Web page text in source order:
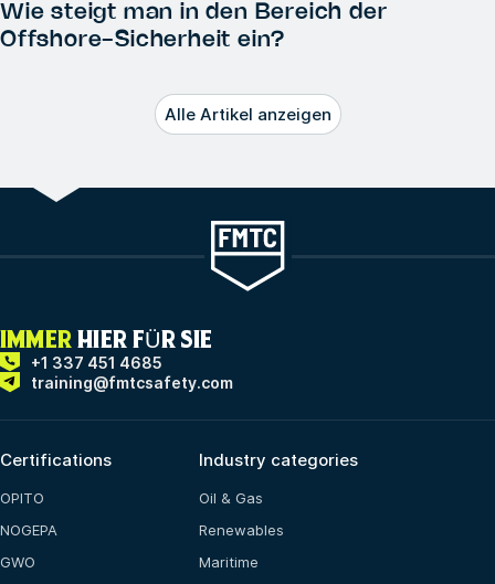
Wie steigt man in den Bereich der
Offshore-Sicherheit ein?
Alle Artikel anzeigen
IMMER HIER FÜR SIE
+1 337 451 4685
training@fmtcsafety.com
Certifications
OPITO
NOGEPA
GWO
Industry categories
Oil & Gas
Renewables
Maritime